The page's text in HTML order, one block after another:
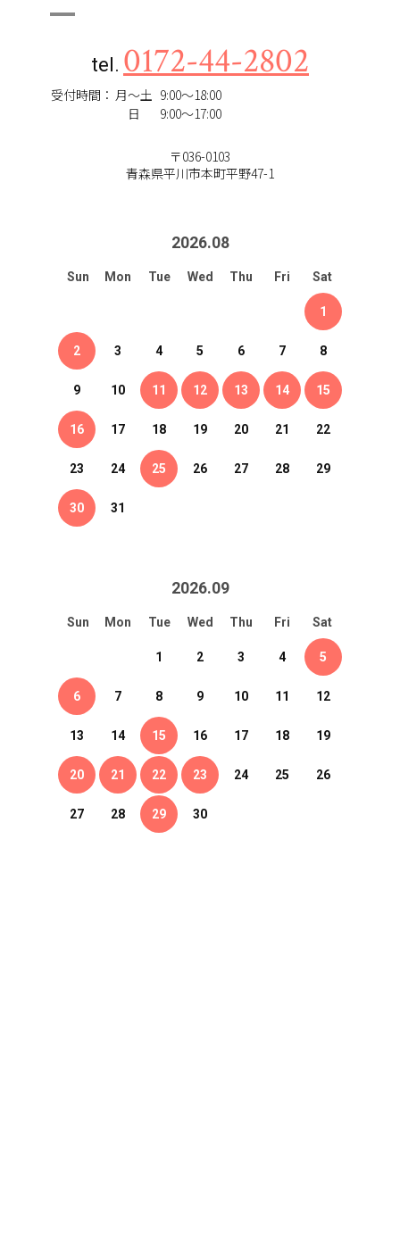
tel. 0172-44-2802
受付時間： 月～土 9:00～18:00
日
9:00～17:00
〒036-0103
青森県平川市本町平野47-1
2026.08
Sun Mon Tue Wed Thu Fri Sat
1
2 3 4 5 6 7 8
9 10 11 12 13 14 15
16 17 18 19 20 21 22
23 24 25 26 27 28 29
30 31
2026.09
Sun Mon Tue Wed Thu Fri Sat
1 2 3 4 5
6 7 8 9 10 11 12
13 14 15 16 17 18 19
20 21 22 23 24 25 26
27 28 29 30